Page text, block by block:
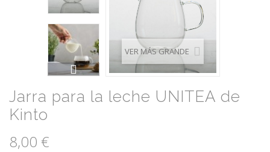
VER MÁS GRANDE
Jarra para la leche UNITEA de
Kinto
8,00 €